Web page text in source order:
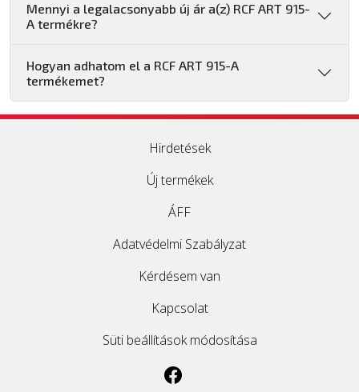
Mennyi a legalacsonyabb új ár a(z) RCF ART 915-
A termékre?
Hogyan adhatom el a RCF ART 915-A
termékemet?
Hirdetések
Új termékek
ÁFF
Adatvédelmi Szabályzat
Kérdésem van
Kapcsolat
Süti beállítások módosítása